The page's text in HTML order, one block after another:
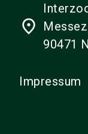
place
90471
Impressum